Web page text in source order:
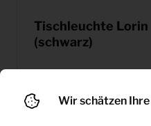
Tischleuchte Lorin
(schwarz)
Wir schätzen